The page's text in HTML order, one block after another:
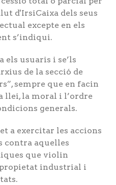
d'IrsiCaixa dels seus
excepte en els
s’indiqui.
els usuaris i se’ls
de la secció de
sempre que en facin
llei, la moral i l’ordre
generals.
a exercitar les accions
contra aquelles
que violin
industrial i